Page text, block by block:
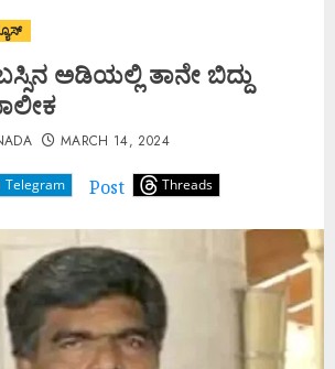
ಅಡಿಯಲ್ಲಿ ತಾನೇ ಬಿದ್ದು
Telegram Post Threads
MARCH 14, 2024